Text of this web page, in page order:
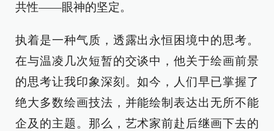
共性——眼神的坚定。
执着是一种气质，透露出永恒困境中的思考。
在与温凌几次短暂的交谈中，他关于绘画前景
的思考让我印象深刻。如今，人们早已掌握了
绝大多数绘画技法，并能绘制表达出无所不能
企及的主题。那么，艺术家前赴后继画下去的